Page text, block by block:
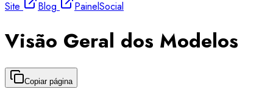
Site Blog PainelSocial
Visão Geral dos Modelos
Copiar página